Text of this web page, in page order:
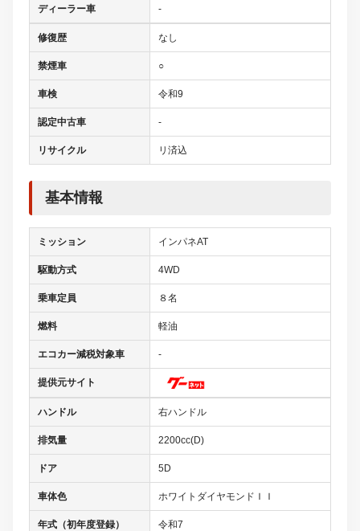
ディーラー車 -
修復歴 なし
禁煙車 ○
車検 令和9
認定中古車 -
リサイクル リ済込
基本情報
ミッション インパネAT
駆動方式 4WD
乗車定員 ８名
燃料 軽油
エコカー減税対象車 -
提供元サイト
ハンドル 右ハンドル
排気量 2200cc(D)
ドア 5D
車体色 ホワイトダイヤモンドＩＩ
年式（初年度登録） 令和7